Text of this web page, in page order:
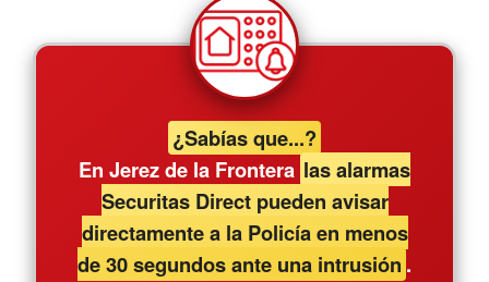
¿Sabías que...?
En Jerez de la Frontera las alarmas
Securitas Direct pueden avisar
directamente a la Policía en menos
de 30 segundos ante una intrusión .